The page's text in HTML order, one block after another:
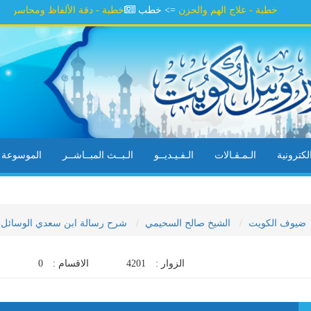
خطبة - دقة الألفاظ ومحاسن السلوك خطبة - علاج الهم والحزن=> خطب
الـمـقـالات الـفـيـديــو الـبــث المبــاشــر الموسوعة
ضيوف الكويت الشيخ صالح السحيمي شرح رسالة ابن سعدي الوسائل
الزوار : 4201 الاقسام : 0